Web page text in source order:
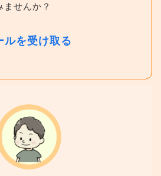
ませんか？
を受け取る